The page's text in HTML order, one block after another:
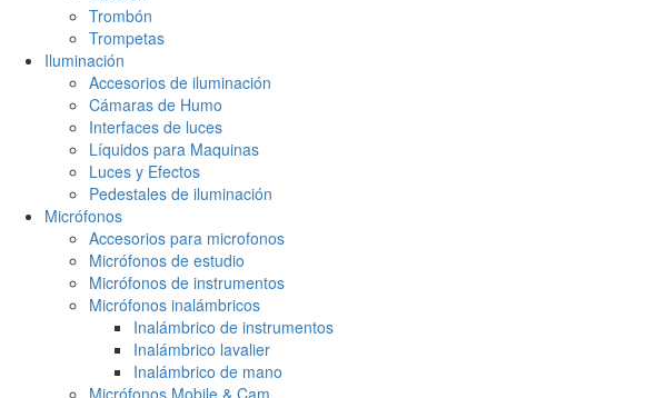
Trombón
Trompetas
Iluminación
Accesorios de iluminación
Cámaras de Humo
Interfaces de luces
Líquidos para Maquinas
Luces y Efectos
Pedestales de iluminación
Micrófonos
Accesorios para microfonos
Micrófonos de estudio
Micrófonos de instrumentos
Micrófonos inalámbricos
Inalámbrico de instrumentos
Inalámbrico lavalier
Inalámbrico de mano
Micrófonos Mobile & Cam